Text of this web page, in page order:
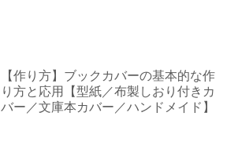
【作り方】ブックカバーの基本的な作
り方と応用【型紙／布製しおり付きカ
バー／文庫本カバー／ハンドメイド】